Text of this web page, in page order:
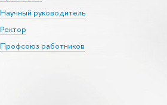
Научный руководитель
Ректор
Профсоюз работников